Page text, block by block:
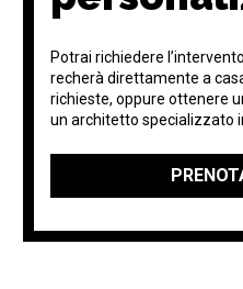
Potrai richiedere
recherà direttamente a
richieste, oppure ottenere
un architetto specializzato